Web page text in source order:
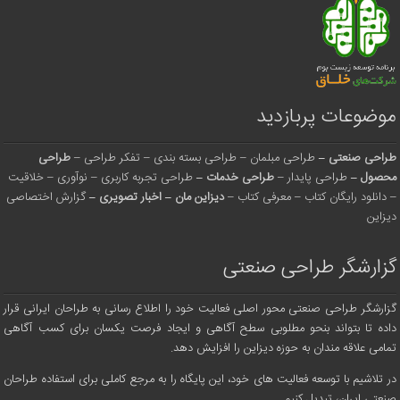
موضوعات پربازدید
طراحی صنعتی – طراحی مبلمان – طراحی بسته بندی – تفکر طراحی –طراحی
محصول– طراحی پایدار–طراحی خدمات – طراحی تجربه کاربری – نوآوری –خلاقیت
–دانلود رایگان کتاب –معرفی کتاب –دیزاین مان –اخبار تصویری –گزارش اختصاصی
دیزاین
گزارشگر طراحی صنعتی
گزارشگر طراحی صنعتی محور اصلی فعالیت خود را اطلاع رسانی به طراحان ایرانی قرار
داده تا بتواند بنحو مطلوبی سطح آگاهی و ایجاد فرصت یکسان برای کسب آگاهی
تمامی علاقه مندان به حوزه دیزاین را افزایش دهد.
در تلاشیم با توسعه فعالیت های خود، این پایگاه را به مرجع کاملی برای استفاده طراحان